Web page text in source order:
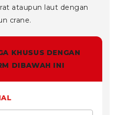
ataupun laut dengan
crane.
KHUSUS DENGAN
DIBAWAH INI